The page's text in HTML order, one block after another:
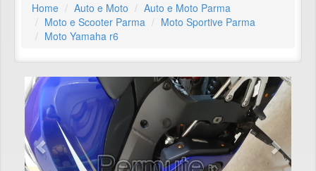
Home Auto e Moto
Auto e Moto Parma
Moto e Scooter Parma
Moto Sportive Parma
Moto Yamaha r6